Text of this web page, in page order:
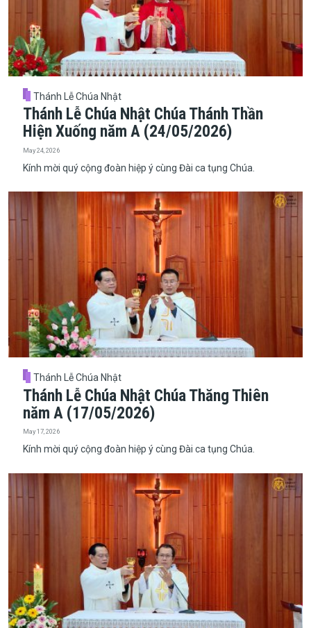
Thánh Lễ Chúa Nhật
Thánh Lễ Chúa Nhật Chúa Thánh Thần
Hiện Xuống năm A (24/05/2026)
May 24, 2026
Kính mời quý cộng đoàn hiệp ý cùng Đài ca tụng Chúa.
Thánh Lễ Chúa Nhật
Thánh Lễ Chúa Nhật Chúa Thăng Thiên
năm A (17/05/2026)
May 17, 2026
Kính mời quý cộng đoàn hiệp ý cùng Đài ca tụng Chúa.